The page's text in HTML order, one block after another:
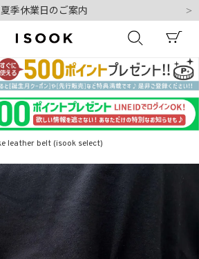
夏季休業日のご案内
円以上ご購入で送料無料
もれなく500ポイントプレゼント
夏季休業日のご案内
影響によるお荷物のお届けについて
leather belt (isook select)